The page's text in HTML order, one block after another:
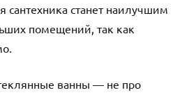
сантехника станет наилучшим
помещений, так как
ванны — не про